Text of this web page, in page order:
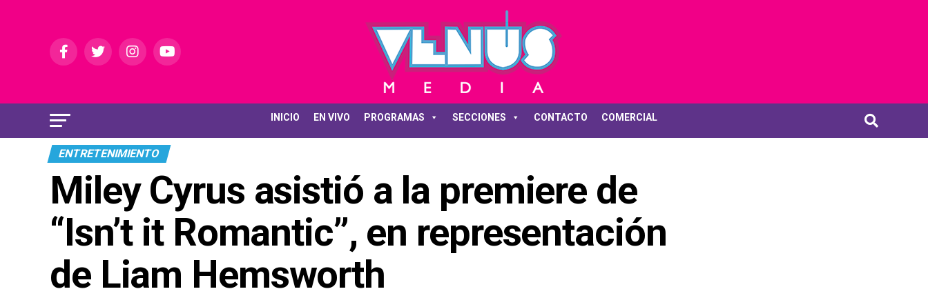
INICIO EN VIVO PROGRAMAS SECCIONES CONTACTO COMERCIAL
ENTRETENIMIENTO
Miley Cyrus asistió a la premiere de
“Isn’t it Romantic”, en representación
de Liam Hemsworth